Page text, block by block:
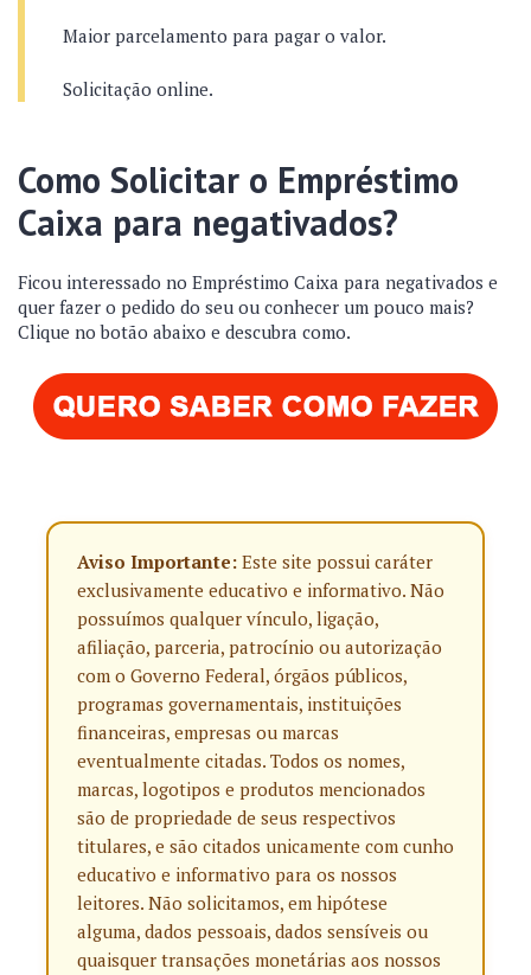
Maior parcelamento para pagar o valor.
Solicitação online.
Como Solicitar o Empréstimo
Caixa para negativados?
Ficou interessado no Empréstimo Caixa para negativados e
quer fazer o pedido do seu ou conhecer um pouco mais?
Clique no botão abaixo e descubra como.
Aviso Importante: Este site possui caráter
exclusivamente educativo e informativo. Não
possuímos qualquer vínculo, ligação,
afiliação, parceria, patrocínio ou autorização
com o Governo Federal, órgãos públicos,
programas governamentais, instituições
financeiras, empresas ou marcas
eventualmente citadas. Todos os nomes,
marcas, logotipos e produtos mencionados
são de propriedade de seus respectivos
titulares, e são citados unicamente com cunho
educativo e informativo para os nossos
leitores. Não solicitamos, em hipótese
alguma, dados pessoais, dados sensíveis ou
quaisquer transações monetárias aos nossos